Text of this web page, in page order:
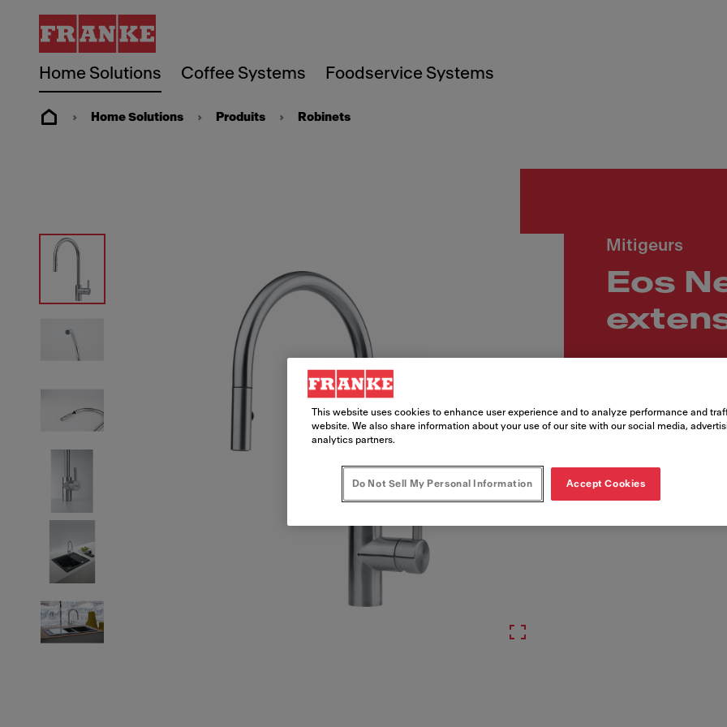
Home Solutions Coffee Systems Foodservice Systems
Home Solutions Produits Robinets
Mitigeurs
Eos
This website uses cookies to enhance user experience and to analyze performance and
website. We also share information about your use of our site with our social media,
analytics partners.
Do Not Sell My Personal Information Accept Cookies